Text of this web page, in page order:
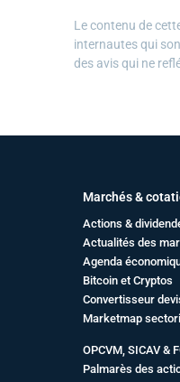
Le contenu de
internautes qui
des avis qui ne
Marchés &
Actions &
Actualités des
Agenda
Bitcoin et Cryptos
Convertisseur
Marketmap
OPCVM, SICAV &
Palmarès des